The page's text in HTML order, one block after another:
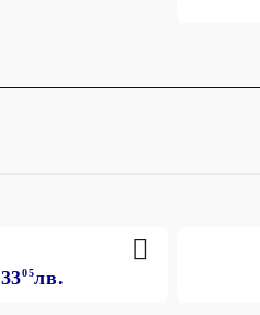
3305лв.